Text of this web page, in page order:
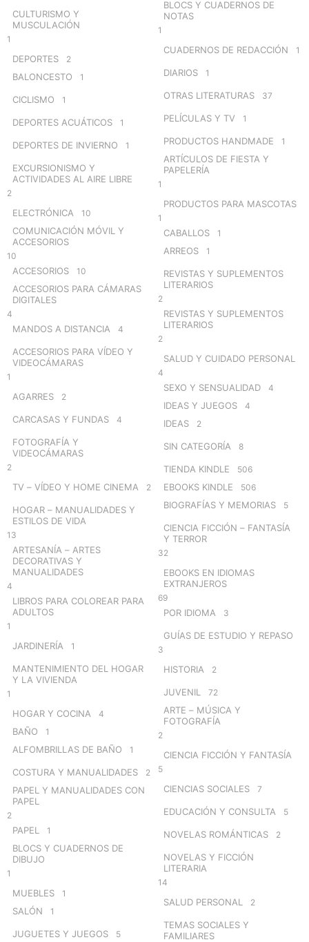
CULTURISMO Y
MUSCULACIÓN
1
DEPORTES 2
BALONCESTO 1
CICLISMO 1
DEPORTES ACUÁTICOS 1
DEPORTES DE INVIERNO 1
EXCURSIONISMO Y
ACTIVIDADES AL AIRE LIBRE
2
ELECTRÓNICA 10
COMUNICACIÓN MÓVIL Y
ACCESORIOS
10
ACCESORIOS 10
ACCESORIOS PARA CÁMARAS
DIGITALES
4
MANDOS A DISTANCIA 4
ACCESORIOS PARA VÍDEO Y
VIDEOCÁMARAS
1
AGARRES 2
CARCASAS Y FUNDAS 4
FOTOGRAFÍA Y
VIDEOCÁMARAS
2
TV – VÍDEO Y HOME CINEMA 2
HOGAR – MANUALIDADES Y
ESTILOS DE VIDA
13
ARTESANÍA – ARTES
DECORATIVAS Y
MANUALIDADES
4
LIBROS PARA COLOREAR PARA
ADULTOS
1
JARDINERÍA 1
MANTENIMIENTO DEL HOGAR
Y LA VIVIENDA
1
HOGAR Y COCINA 4
BAÑO 1
ALFOMBRILLAS DE BAÑO 1
COSTURA Y MANUALIDADES 2
PAPEL Y MANUALIDADES CON
PAPEL
2
PAPEL 1
BLOCS Y CUADERNOS DE
DIBUJO
1
MUEBLES 1
SALÓN 1
JUGUETES Y JUEGOS 5
BLOCS Y CUADERNOS DE
NOTAS
1
CUADERNOS DE REDACCIÓN 1
DIARIOS 1
OTRAS LITERATURAS 37
PELÍCULAS Y TV 1
PRODUCTOS HANDMADE 1
ARTÍCULOS DE FIESTA Y
PAPELERÍA
1
PRODUCTOS PARA MASCOTAS
1
CABALLOS 1
ARREOS 1
REVISTAS Y SUPLEMENTOS
LITERARIOS
2
REVISTAS Y SUPLEMENTOS
LITERARIOS
2
SALUD Y CUIDADO PERSONAL
4
SEXO Y SENSUALIDAD 4
IDEAS Y JUEGOS 4
IDEAS 2
SIN CATEGORÍA 8
TIENDA KINDLE 506
EBOOKS KINDLE 506
BIOGRAFÍAS Y MEMORIAS 5
CIENCIA FICCIÓN – FANTASÍA
Y TERROR
32
EBOOKS EN IDIOMAS
EXTRANJEROS
69
POR IDIOMA 3
GUÍAS DE ESTUDIO Y REPASO
3
HISTORIA 2
JUVENIL 72
ARTE – MÚSICA Y
FOTOGRAFÍA
2
CIENCIA FICCIÓN Y FANTASÍA
5
CIENCIAS SOCIALES 7
EDUCACIÓN Y CONSULTA 5
NOVELAS ROMÁNTICAS 2
NOVELAS Y FICCIÓN
LITERARIA
14
SALUD PERSONAL 2
TEMAS SOCIALES Y
FAMILIARES